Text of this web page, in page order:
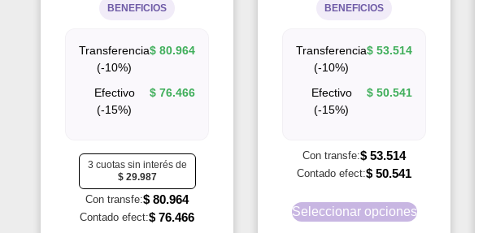
BENEFICIOS
Transferencia
(-10%)
$ 80.964
Efectivo
(-15%)
$ 76.466
3 cuotas sin interés de
$29.987
Con transfe:$ 80.964
Contado efect:$ 76.466
BENEFICIOS
Transferencia
(-10%)
$ 53.514
Efectivo
(-15%)
$ 50.541
Con transfe:$ 53.514
Contado efect:$ 50.541
Seleccionar opciones